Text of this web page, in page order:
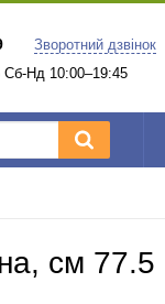
Зворотний дзвінок
Сб-Нд 10:00–19:45
см 77.5